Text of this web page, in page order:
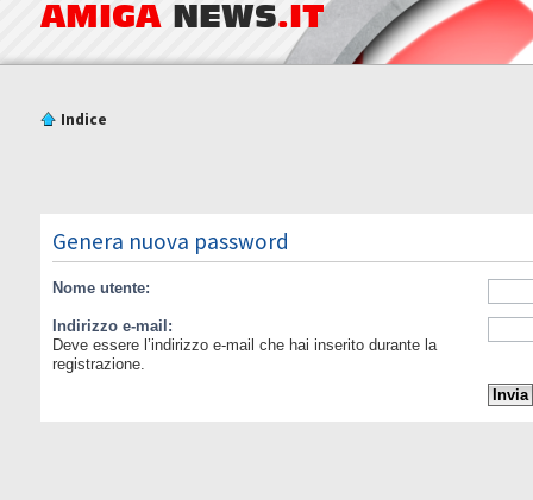
AMIGA NEWS.IT
Indice
Genera nuova password
Nome utente:
Indirizzo e-mail:
Deve essere l’indirizzo e-mail che hai inserito durante la
registrazione.